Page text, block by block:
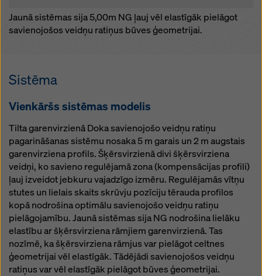
Jaunā sistēmas sija 5,00m NG ļauj vēl elastīgāk pielāgot
savienojošos veidņu ratiņus būves ģeometrijai.
Sistēma
Vienkāršs sistēmas modelis
Tilta garenvirzienā Doka savienojošo veidņu ratiņu
pagarināšanas sistēmu nosaka 5 m garais un 2 m augstais
garenvirziena profils. Šķērsvirzienā divi šķērsvirziena
veidņi, ko savieno regulējamā zona (kompensācijas profili)
ļauj izveidot jebkuru vajadzīgo izmēru. Regulējamās vītņu
stutes un lielais skaits skrūvju pozīciju tērauda profilos
kopā nodrošina optimālu savienojošo veidņu ratiņu
pielāgojamību. Jaunā sistēmas sija NG nodrošina lielāku
elastību ar šķērsvirziena rāmjiem garenvirzienā. Tas
nozīmē, ka šķērsvirziena rāmjus var pielāgot celtnes
ģeometrijai vēl elastīgāk. Tādējādi savienojošos veidņu
ratiņus var vēl elastīgāk pielāgot būves ģeometrijai.